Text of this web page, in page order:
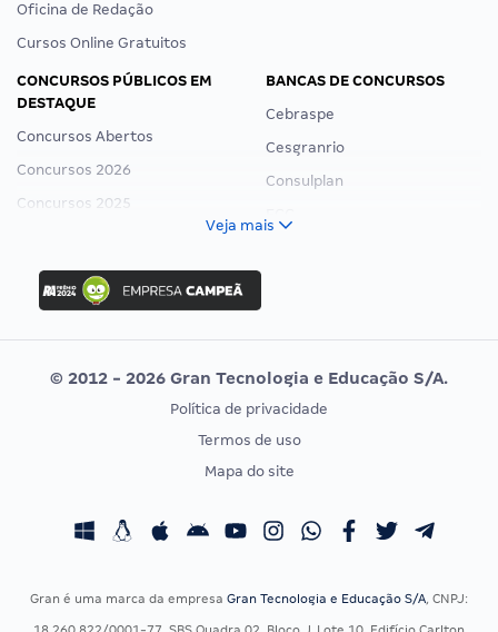
Oficina de Redação
Cursos Online Gratuitos
CONCURSOS PÚBLICOS EM
DESTAQUE
Concursos Abertos
Concursos 2026
Concursos 2025
Concurso Ibama
Concurso MPU
Editais publicados
BANCAS DE CONCURSOS
Cebraspe
Cesgranrio
Consulplan
Vunesp
CONCURSOS POR PROFISSÃO
Concursos Fiscais
EXAME DE ORDEM
Calendário OAB
Veja mais
© 2012 - 2026 Gran Tecnologia e Educação S/A.
Política de privacidade
Termos de uso
Mapa do site
Gran é uma marca da empresa Gran Tecnologia e Educação S/A, CNPJ: